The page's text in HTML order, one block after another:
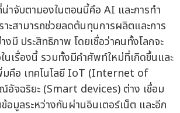
าจับตามองในตอนนี้คือ AI และการทำ
สามารถช่วยลดต้นทุนการผลิตและการ
งมี ประสิทธิภาพ โดยเชื่อว่าคนทั้งโลกจะ
นเรื่องนี้ รวมทั้งมีคำศัพท์ใหม่ที่เกิดขึ้นและ
มคือ เทคโนโลยี IoT (Internet of
จฉริยะ (Smart devices) ต่าง เชื่อม
อมูลระหว่างกันผ่านอินเตอร์เน็ต และอีก